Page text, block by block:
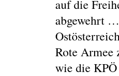
auf die
abgewehrt
Rote Armee
wie die